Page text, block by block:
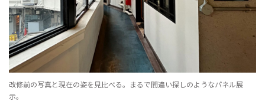
改修前の写真と現在の姿を見比べる。まるで間違い探しのようなパネル展
示。